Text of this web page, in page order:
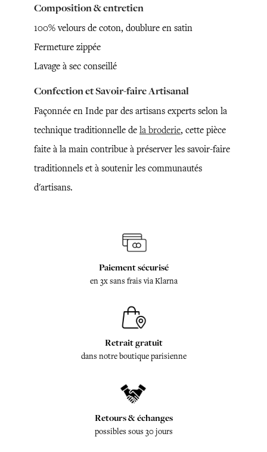
Composition & entretien
100% velours de coton, doublure en satin
Fermeture zippée
Lavage à sec conseillé
Confection et Savoir-faire Artisanal
Façonnée en Inde par des artisans experts selon la
technique traditionnelle de la broderie, cette pièce
faite à la main contribue à préserver les savoir-faire
traditionnels et à soutenir les communautés
d'artisans.
Paiement sécurisé
en 3x sans frais via Klarna
Retrait gratuit
dans notre boutique parisienne
Retours & échanges
possibles sous 30 jours